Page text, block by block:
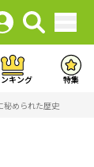
キング 特集
秘められた歴史